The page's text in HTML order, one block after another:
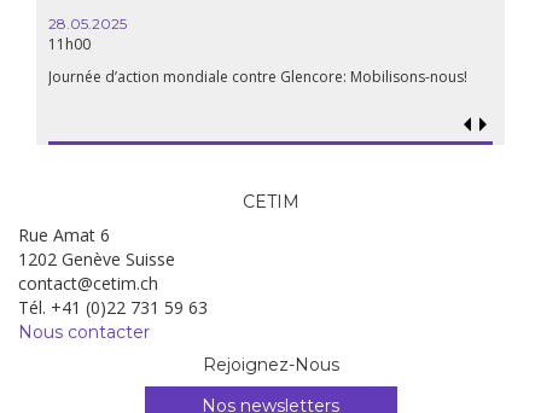
28.05.2025
11h00
Journée d’action mondiale contre Glencore: Mobilisons-nous!
CETIM
Rue Amat 6
1202 Genève Suisse
contact@cetim.ch
Tél. +41 (0)22 731 59 63
Nous contacter
Rejoignez-Nous
Nos newsletters